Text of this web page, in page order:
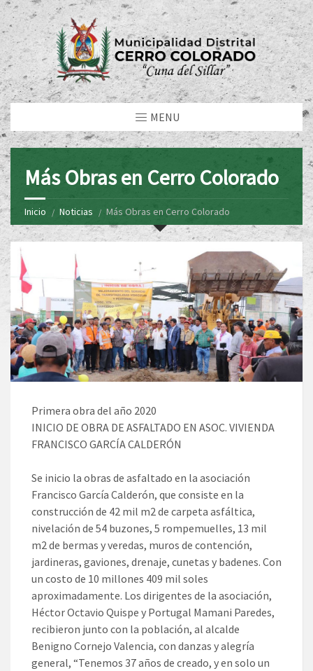
MENU
Más Obras en Cerro Colorado
Inicio Noticias Más Obras en Cerro Colorado
Primera obra del año 2020
INICIO DE OBRA DE ASFALTADO EN ASOC. VIVIENDA
FRANCISCO GARCÍA CALDERÓN
Se inicio la obras de asfaltado en la asociación
Francisco García Calderón, que consiste en la
construcción de 42 mil m2 de carpeta asfáltica,
nivelación de 54 buzones, 5 rompemuelles, 13 mil
m2 de bermas y veredas, muros de contención,
jardineras, gaviones, drenaje, cunetas y badenes. Con
un costo de 10 millones 409 mil soles
aproximadamente. Los dirigentes de la asociación,
Héctor Octavio Quispe y Portugal Mamani Paredes,
recibieron junto con la población, al alcalde
Benigno Cornejo Valencia, con danzas y alegría
general, “Tenemos 37 años de creado, y en solo un